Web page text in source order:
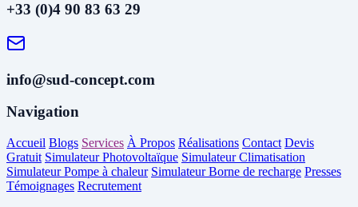
+33 (0)4 90 83 63 29
info@sud-concept.com
Navigation
Accueil Blogs Services À Propos Réalisations Contact Devis
Gratuit Simulateur Photovoltaïque Simulateur Climatisation
Simulateur Pompe à chaleur Simulateur Borne de recharge Presses
Témoignages Recrutement